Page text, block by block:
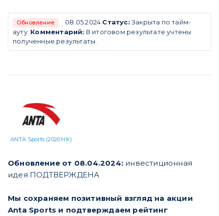
Обновление 08.05.2024 Статус: Закрыта по тайм-
ауту. Комментарий: В итоговом результате учтены
полученные результаты.
ANTA Sports (2020.HK)
Обновление от 08.04.2024: инвестиционная
идея ПОДТВЕРЖДЕНА
Мы сохраняем позитивный взгляд на акции
Anta Sports и подтверждаем рейтинг